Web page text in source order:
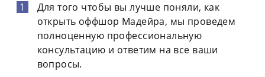
Для того чтобы вы лучше поняли, как
открыть оффшор Мадейра, мы проведем
полноценную профессиональную
консультацию и ответим на все ваши
вопросы.